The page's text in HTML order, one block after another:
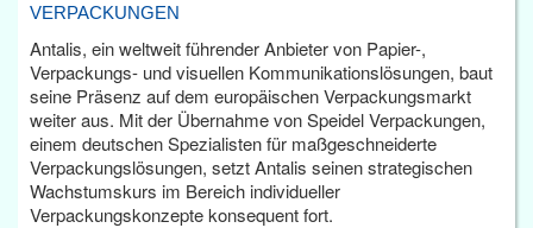
VERPACKUNGEN
Antalis, ein weltweit führender Anbieter von Papier-,
Verpackungs- und visuellen Kommunikationslösungen, baut
seine Präsenz auf dem europäischen Verpackungsmarkt
weiter aus. Mit der Übernahme von Speidel Verpackungen,
einem deutschen Spezialisten für maßgeschneiderte
Verpackungslösungen, setzt Antalis seinen strategischen
Wachstumskurs im Bereich individueller
Verpackungskonzepte konsequent fort.